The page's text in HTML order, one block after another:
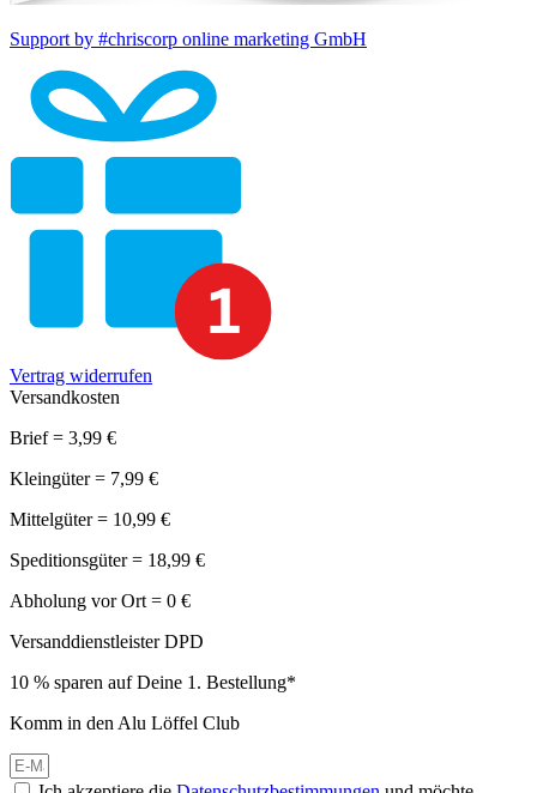
Support by #chriscorp online marketing GmbH
Vertrag widerrufen
Versandkosten
Brief = 3,99 €
Kleingüter = 7,99 €
Mittelgüter = 10,99 €
Speditionsgüter = 18,99 €
Abholung vor Ort = 0 €
Versanddienstleister DPD
10 % sparen auf Deine 1. Bestellung*
Komm in den Alu Löffel Club